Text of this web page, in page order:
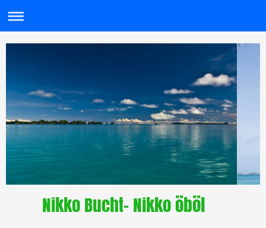
Nikko Bucht- Nikko öböl